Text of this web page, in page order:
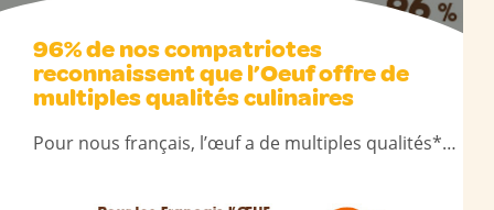
96% de nos compatriotes
reconnaissent que l’Oeuf offre de
multiples qualités culinaires
Pour nous français, l’œuf a de multiples qualités*…